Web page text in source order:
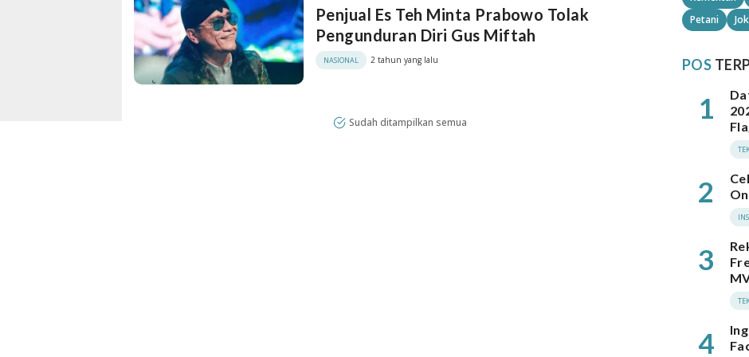
Penjual Es Teh Minta Prabowo Tolak
Pengunduran Diri Gus Miftah
NASIONAL 2 tahun yang lalu
Sudah ditampilkan semua
Petani
POS
1
2
3
4